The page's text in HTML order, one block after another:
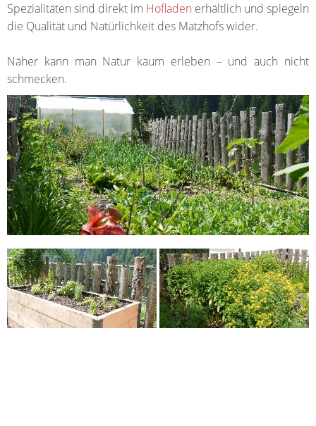
Spezialitäten sind direkt im Hofladen erhältlich und spiegeln
die Qualität und Natürlichkeit des Matzhofs wider.
Näher kann man Natur kaum erleben – und auch nicht
schmecken.